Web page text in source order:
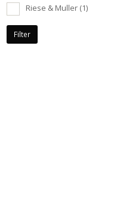
Riese & Muller (1)
Filter